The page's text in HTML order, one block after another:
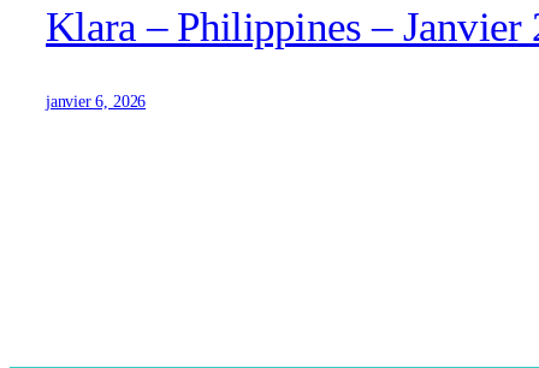
Klara – Philippines – Janvier
janvier 6, 2026